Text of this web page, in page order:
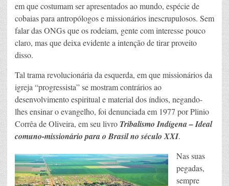
em que costumam ser apresentados ao mundo, espécie de
cobaias para antropólogos e missionários inescrupulosos. Sem
falar das ONGs que os rodeiam, gente com interesse pouco
claro, mas que deixa evidente a intenção de tirar proveito
disso.
Tal trama revolucionária da esquerda, em que missionários da
igreja “progressista” se mostram contrários ao
desenvolvimento espiritual e material dos índios, negando-
lhes ensinar o evangelho, foi denunciada em 1977 por Plinio
Corrêa de Oliveira, em seu livro Tribalismo Indígena – Ideal
comuno-missionário para o Brasil no século XXI.
Nas suas
pegadas,
sempre